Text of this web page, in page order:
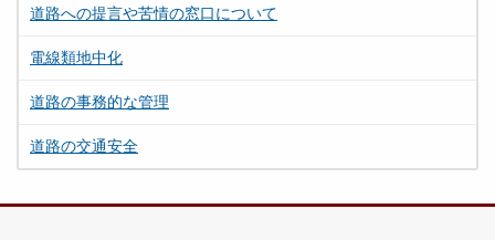
道路への提言や苦情の窓口について
電線類地中化
道路の事務的な管理
道路の交通安全